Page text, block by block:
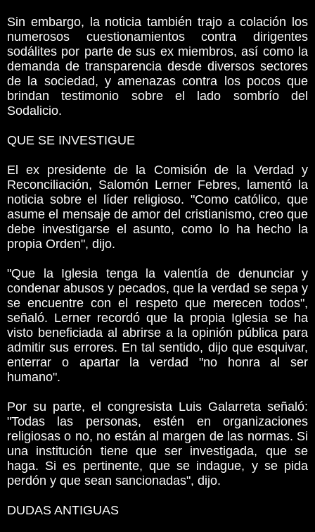
Sin embargo, la noticia también trajo a colación los
numerosos cuestionamientos contra dirigentes
sodálites por parte de sus ex miembros, así como la
demanda de transparencia desde diversos sectores
de la sociedad, y amenazas contra los pocos que
brindan testimonio sobre el lado sombrío del
Sodalicio.
QUE SE INVESTIGUE
El ex presidente de la Comisión de la Verdad y
Reconciliación, Salomón Lerner Febres, lamentó la
noticia sobre el líder religioso. "Como católico, que
asume el mensaje de amor del cristianismo, creo que
debe investigarse el asunto, como lo ha hecho la
propia Orden", dijo.
"Que la Iglesia tenga la valentía de denunciar y
condenar abusos y pecados, que la verdad se sepa y
se encuentre con el respeto que merecen todos",
señaló. Lerner recordó que la propia Iglesia se ha
visto beneficiada al abrirse a la opinión pública para
admitir sus errores. En tal sentido, dijo que esquivar,
enterrar o apartar la verdad "no honra al ser
humano".
Por su parte, el congresista Luis Galarreta señaló:
"Todas las personas, estén en organizaciones
religiosas o no, no están al margen de las normas. Si
una institución tiene que ser investigada, que se
haga. Si es pertinente, que se indague, y se pida
perdón y que sean sancionadas", dijo.
DUDAS ANTIGUAS